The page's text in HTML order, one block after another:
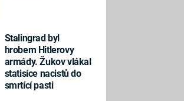
Stalingrad byl
hrobem Hitlerovy
armády. Žukov vlákal
statisíce nacistů do
smrtící pasti